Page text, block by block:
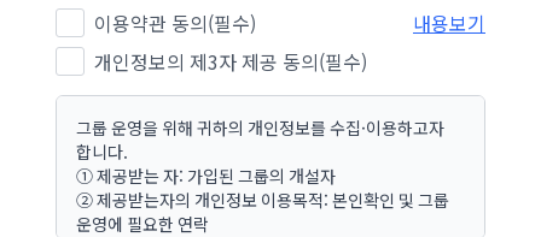
이용약관 동의(필수)
내용보기
개인정보의 제3자 제공 동의(필수)
그룹 운영을 위해 귀하의 개인정보를 수집·이용하고자
합니다.
① 제공받는 자: 가입된 그룹의 개설자
② 제공받는자의 개인정보 이용목적: 본인확인 및 그룹
운영에 필요한 연락